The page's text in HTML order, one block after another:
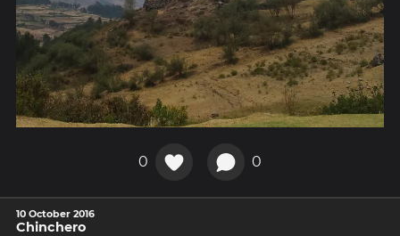
0 0
10 October 2016
Chinchero